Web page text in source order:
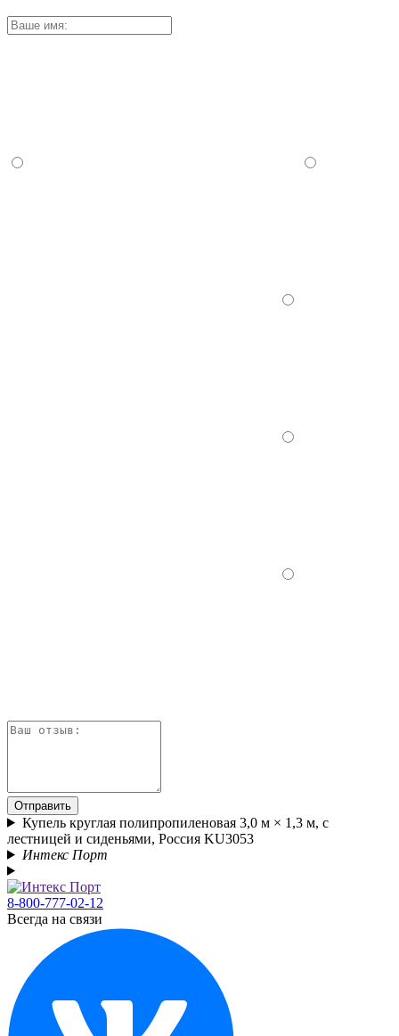
Отправить
Купель круглая полипропиленовая 3,0 м × 1,3 м, с
лестницей и сиденьями, Россия KU3053
Интекс Порт
8-800-777-02-12
Всегда на связи